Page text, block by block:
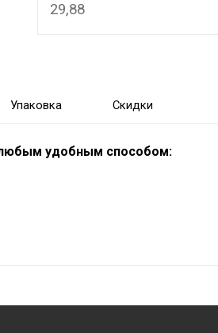
29,88
Упаковка Скидки
любым удобным способом: